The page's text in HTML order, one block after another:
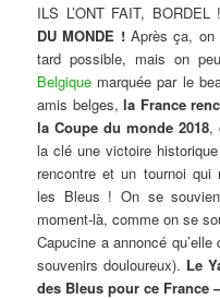
ILS L’ONT FAIT, BORDEL !
DU MONDE !Après ça, on
tard possible, mais on
Belgique marquée par le
amis belges,la France
la Coupe du monde 2018,
la clé une victoire
rencontre et un tournoi
les Bleus ! On se
moment-là, comme on se
Capucine a annoncé
souvenirs douloureux). Le
des Bleus pour ce France